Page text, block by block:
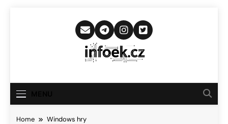
Infoek.cz
Novinkám
Home Windows hry